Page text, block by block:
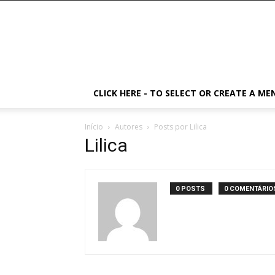
CLICK HERE - TO SELECT OR CREATE A
Início Autores Posts por Lilica
Lilica
0 POSTS 0